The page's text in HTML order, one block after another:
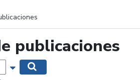
publicaciones
Mostrar opciones de búsqueda